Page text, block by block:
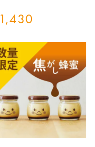
1,430